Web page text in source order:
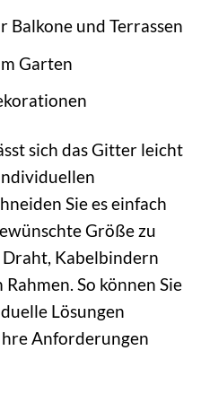
Balkone und Terrassen
Garten
sich das Gitter leicht
Sie es einfach
Größe zu
Draht, Kabelbindern
So können Sie
Lösungen
Anforderungen